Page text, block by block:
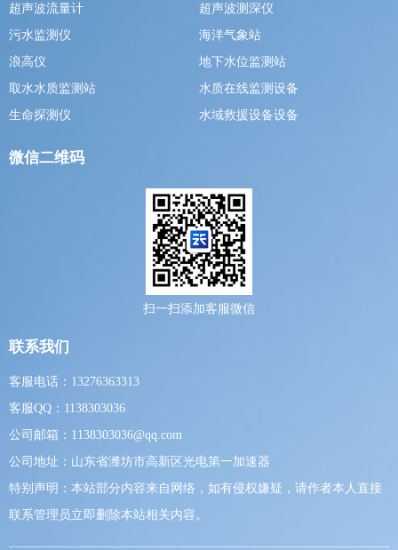
超声波流量计
超声波测深仪
污水监测仪
海洋气象站
浪高仪
地下水位监测站
取水水质监测站
水质在线监测设备
生命探测仪
水域救援设备设备
微信二维码
扫一扫添加客服微信
联系我们
客服电话：13276363313
客服QQ：1138303036
公司邮箱：1138303036@qq.com
公司地址：山东省潍坊市高新区光电第一加速器
特别声明：本站部分内容来自网络，如有侵权嫌疑，请作者本人直接
联系管理员立即删除本站相关内容。